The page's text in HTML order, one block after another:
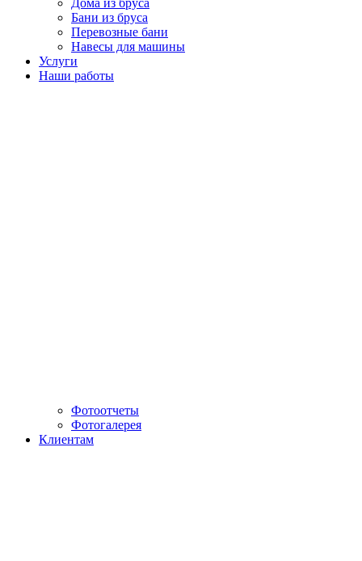
Дома из бруса
Бани из бруса
Перевозные бани
Навесы для машины
Услуги
Наши работы
Фотоотчеты
Фотогалерея
Клиентам